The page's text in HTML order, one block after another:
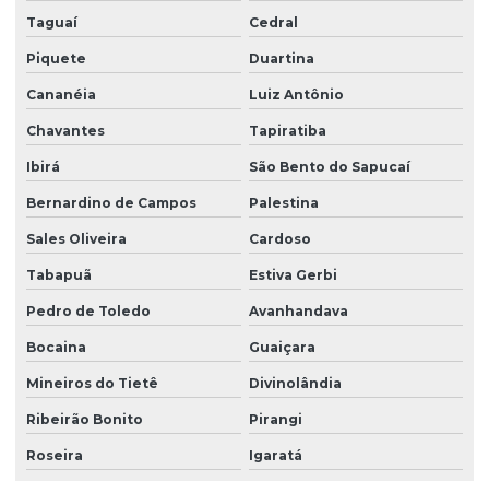
Taguaí Cedral
Piquete Duartina
Cananéia Luiz Antônio
Chavantes Tapiratiba
Ibirá São Bento do Sapucaí
Bernardino de Campos Palestina
Sales Oliveira Cardoso
Tabapuã Estiva Gerbi
Pedro de Toledo Avanhandava
Bocaina Guaiçara
Mineiros do Tietê Divinolândia
Ribeirão Bonito Pirangi
Roseira Igaratá